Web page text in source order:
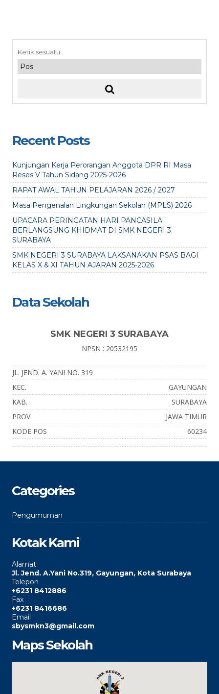
Recent Posts
Kunjungan Kerja Perorangan Anggota DPR RI Masa
Reses V Tahun Sidang 2025-2026
RAPAT AWAL TAHUN PELAJARAN 2026 / 2027
Masa Pengenalan Lingkungan Sekolah (MPLS) 2026
UPACARA PERINGATAN HARI PANCASILA
BERLANGSUNG KHIDMAT DI SMK NEGERI 3
SURABAYA
SMK NEGERI 3 SURABAYA LAKSANAKAN PSAS BAGI
KELAS X & XI TAHUN AJARAN 2025-2026
Data Sekolah
SMK NEGERI 3 SURABAYA
NPSN : 20532195
JL. JEND. A. YANI NO. 319
KEC.
GAYUNGAN
KAB.
SURABAYA
PROV.
JAWA TIMUR
KODE POS
60234
Categories
Pengumuman
Kotak Kami
Alamat
Jl. Jend. A.Yani No.319, Gayungan, Kota Surabaya
Telepon
+6231 8412886
Fax
+6231 8416686
Email
sbysmkn3@gmail.com
Maps Sekolah